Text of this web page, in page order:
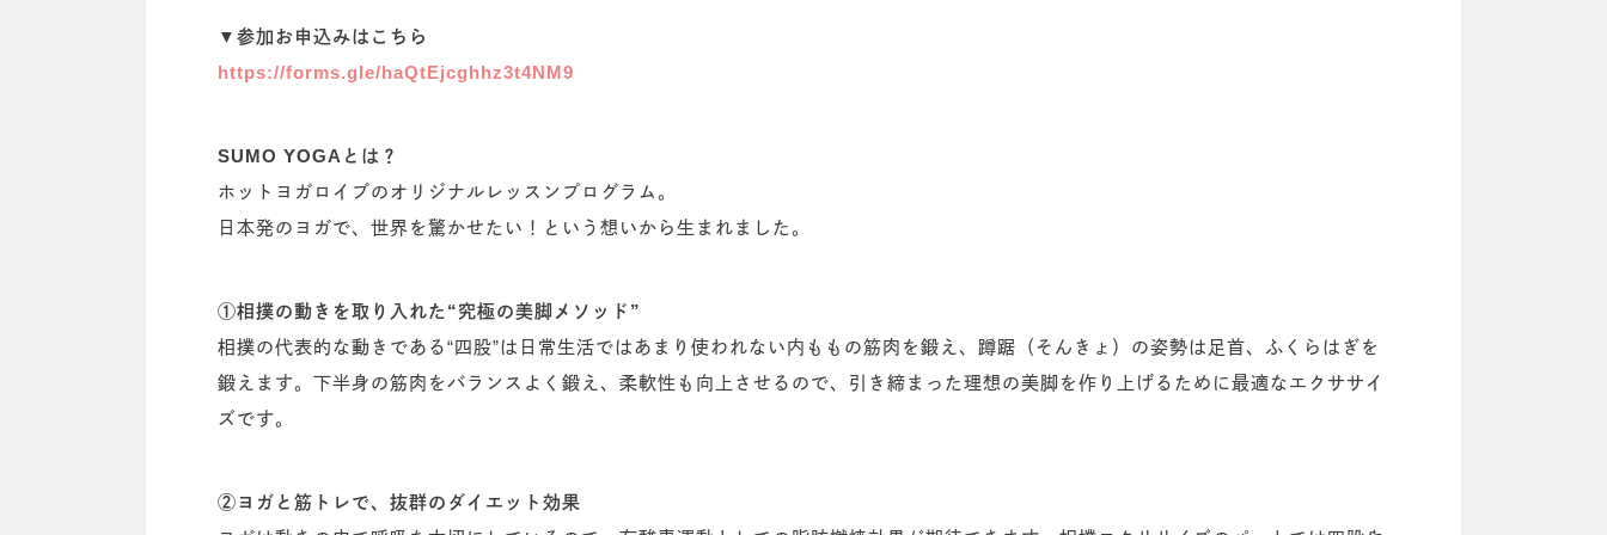
▼参加お申込みはこちら
https://forms.gle/haQtEjcghhz3t4NM9
SUMO YOGAとは？
ホットヨガロイブのオリジナルレッスンプログラム。
日本発のヨガで、世界を驚かせたい！という想いから生まれました。
①相撲の動きを取り入れた“究極の美脚メソッド”
相撲の代表的な動きである“四股”は日常生活ではあまり使われない内ももの筋肉を鍛え、蹲踞（そんきょ）の姿勢は足首、ふくらはぎを
鍛えます。下半身の筋肉をバランスよく鍛え、柔軟性も向上させるので、引き締まった理想の美脚を作り上げるために最適なエクササイ
ズです。
②ヨガと筋トレで、抜群のダイエット効果